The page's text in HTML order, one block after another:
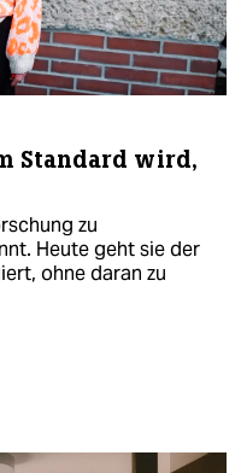
Standard wird,
zu
Heute geht sie der
ohne daran zu